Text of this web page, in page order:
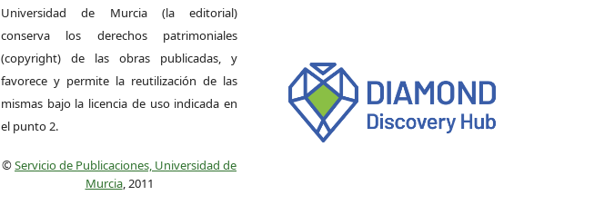
Universidad de Murcia (la editorial)
conserva los derechos patrimoniales
(copyright) de las obras publicadas, y
favorece y permite la reutilización de las
mismas bajo la licencia de uso indicada en
el punto 2.
©Servicio de Publicaciones, Universidad de
Murcia, 2011